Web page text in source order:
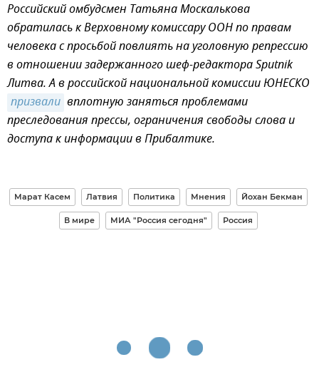
Российский омбудсмен Татьяна Москалькова
обратилась к Верховному комиссару ООН по правам
человека с просьбой повлиять на уголовную репрессию
в отношении задержанного шеф-редактора Sputnik
Литва. А в российской национальной комиссии ЮНЕСКО
призвали вплотную заняться проблемами
преследования прессы, ограничения свободы слова и
доступа к информации в Прибалтике.
Марат Касем Латвия Политика Мнения Йохан Бекман
В мире МИА "Россия сегодня" Россия